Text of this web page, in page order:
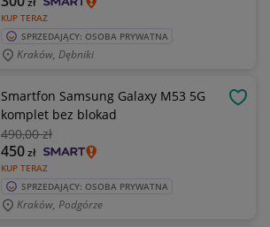
KUP TERAZ
SPRZEDAJĄCY: OSOBA PRYWATNA
Kraków, Dębniki
Smartfon Samsung Galaxy M53 5G
komplet bez blokad
490,00 zł
KUP TERAZ
450zł
SPRZEDAJĄCY: OSOBA PRYWATNA
Kraków, Podgórze